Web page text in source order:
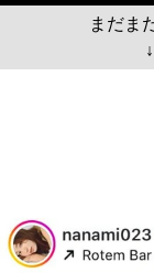
まだま